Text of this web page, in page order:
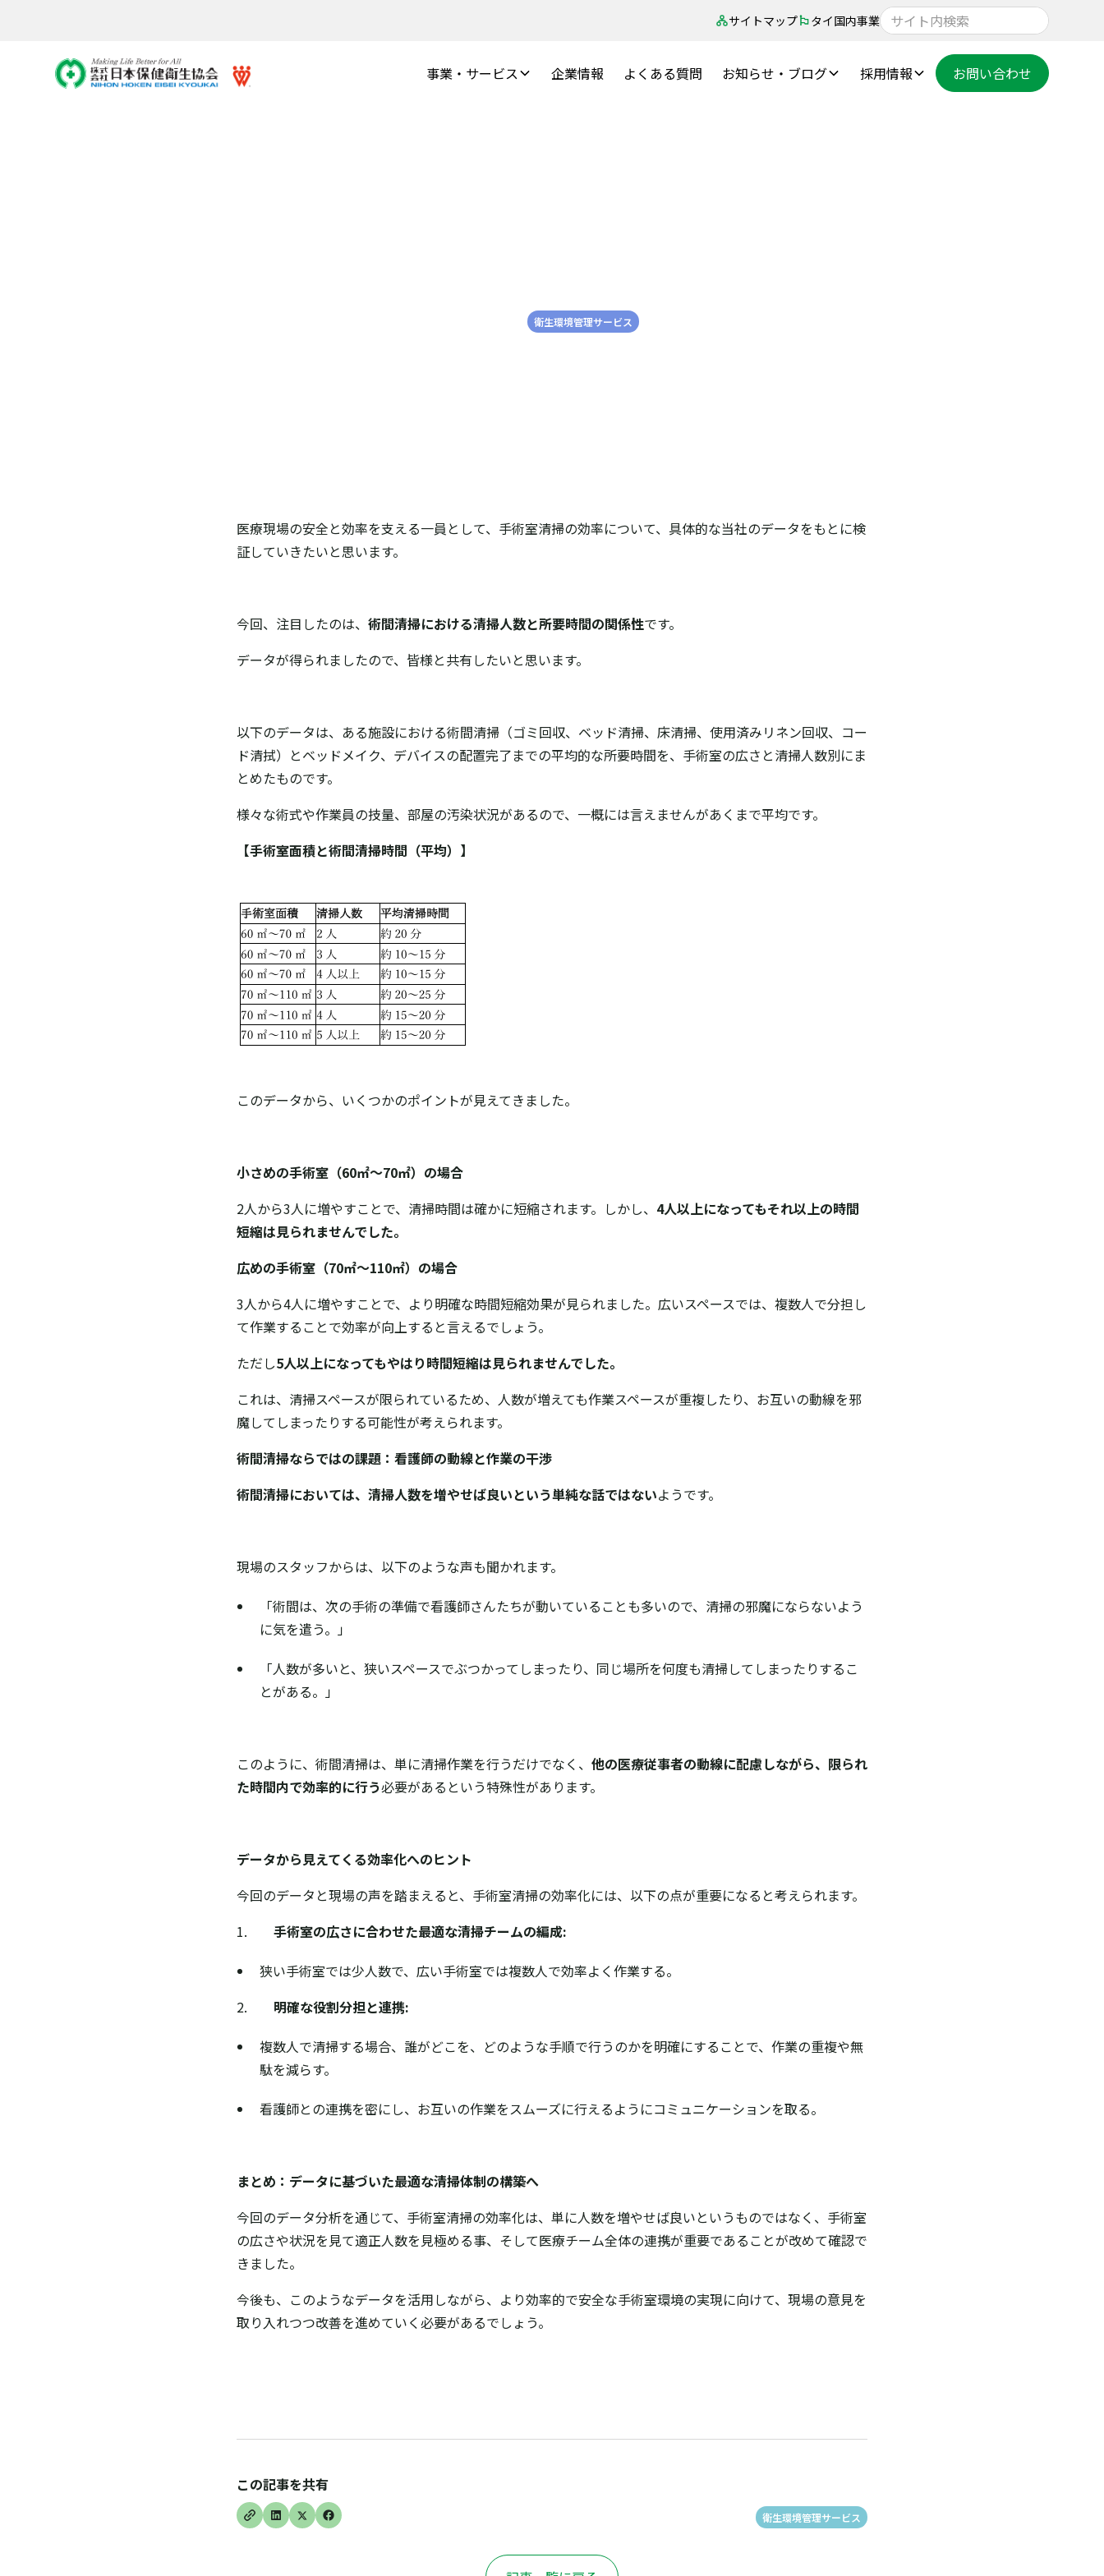
サイトマップ タイ国内事業
事業・サービス 企業情報 よくある質問 お知らせ・ブログ 採用情報 お問い合わせ
衛生環境管理サービス
医療現場の安全と効率を支える一員として、手術室清掃の効率について、具体的な当社のデータをもとに検
証していきたいと思います。
今回、注目したのは、 術間清掃における清掃人数と所要時間の関係性です。
データが得られましたので、皆様と共有したいと思います。
以下のデータは、ある施設における術間清掃（ゴミ回収、ベッド清掃、床清掃、使用済みリネン回収、コー
ド清拭）とベッドメイク、デバイスの配置完了までの平均的な所要時間を、手術室の広さと清掃人数別にま
とめたものです。
様々な術式や作業員の技量、部屋の汚染状況があるので、一概には言えませんがあくまで平均です。
【手術室面積と術間清掃時間（平均）】
このデータから、いくつかのポイントが見えてきました。
小さめの手術室（60㎡～70㎡）の場合
2人から3人に増やすことで、清掃時間は確かに短縮されます。しかし、 4人以上になってもそれ以上の時間
短縮は見られませんでした。
広めの手術室（70㎡～110㎡）の場合
3人から4人に増やすことで、より明確な時間短縮効果が見られました。広いスペースでは、複数人で分担し
て作業することで効率が向上すると言えるでしょう。
ただし5人以上になってもやはり時間短縮は見られませんでした。
これは、清掃スペースが限られているため、人数が増えても作業スペースが重複したり、お互いの動線を邪
魔してしまったりする可能性が考えられます。
術間清掃ならではの課題：看護師の動線と作業の干渉
術間清掃においては、清掃人数を増やせば良いという単純な話ではないようです。
現場のスタッフからは、以下のような声も聞かれます。
「術間は、次の手術の準備で看護師さんたちが動いていることも多いので、清掃の邪魔にならないよう
に気を遣う。」
「人数が多いと、狭いスペースでぶつかってしまったり、同じ場所を何度も清掃してしまったりするこ
とがある。」
このように、術間清掃は、単に清掃作業を行うだけでなく、 他の医療従事者の動線に配慮しながら、限られ
た時間内で効率的に行う必要があるという特殊性があります。
データから見えてくる効率化へのヒント
今回のデータと現場の声を踏まえると、手術室清掃の効率化には、以下の点が重要になると考えられます。
1. 手術室の広さに合わせた最適な清掃チームの編成:
狭い手術室では少人数で、広い手術室では複数人で効率よく作業する。
2. 明確な役割分担と連携:
複数人で清掃する場合、誰がどこを、どのような手順で行うのかを明確にすることで、作業の重複や無
駄を減らす。
看護師との連携を密にし、お互いの作業をスムーズに行えるようにコミュニケーションを取る。
まとめ：データに基づいた最適な清掃体制の構築へ
今回のデータ分析を通じて、手術室清掃の効率化は、単に人数を増やせば良いというものではなく、手術室
の広さや状況を見て適正人数を見極める事、そして医療チーム全体の連携が重要であることが改めて確認で
きました。
今後も、このようなデータを活用しながら、より効率的で安全な手術室環境の実現に向けて、現場の意見を
取り入れつつ改善を進めていく必要があるでしょう。
この記事を共有
衛生環境管理サービス